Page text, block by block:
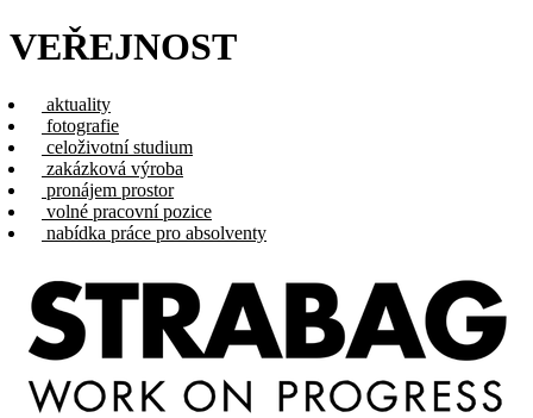
VEŘEJNOST
aktuality
fotografie
celoživotní studium
zakázková výroba
pronájem prostor
volné pracovní pozice
nabídka práce pro absolventy